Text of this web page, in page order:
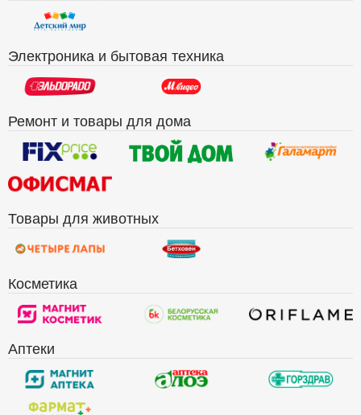
Электроника и бытовая техника
Ремонт и товары для дома
Товары для животных
Косметика
Аптеки